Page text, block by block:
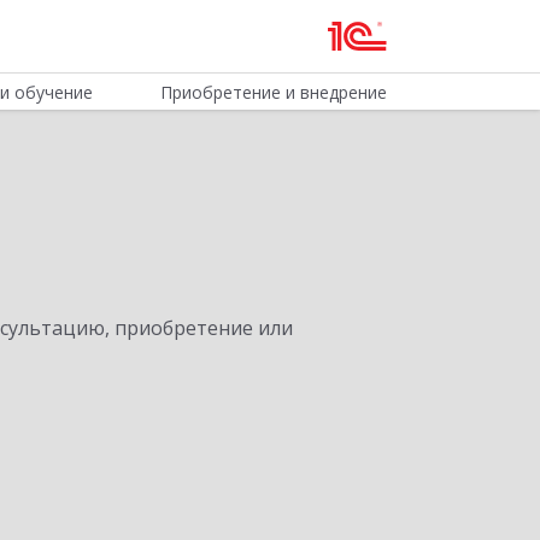
обучение Приобретение и внедрение
приобретение или